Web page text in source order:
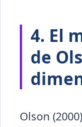
4. El
de
Olson